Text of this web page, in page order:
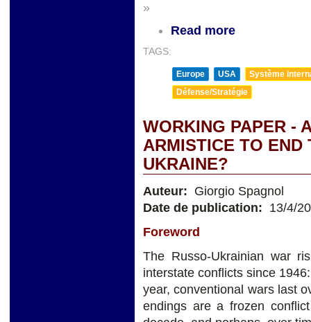
»
Read more
TAGS:
Europe USA
Système
Défense/Stratégie
WORKING PAPER -
ARMISTICE TO END
UKRAINE?
Auteur: Giorgio Spagnol
Date de publication: 13/4/
Foreword
The Russo-Ukrainian war
interstate conflicts since
year, conventional wars last
endings are a frozen